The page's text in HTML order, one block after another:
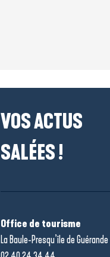
VOS ACTUS
SALÉES !
Office de tourisme
La Baule-Presqu’île de Guérande